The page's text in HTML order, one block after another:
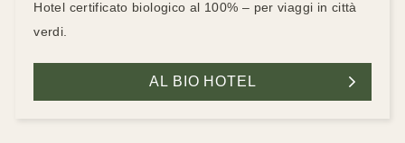
Hotel certificato biologico al 100% – per viaggi in città
verdi.
AL BIO HOTEL